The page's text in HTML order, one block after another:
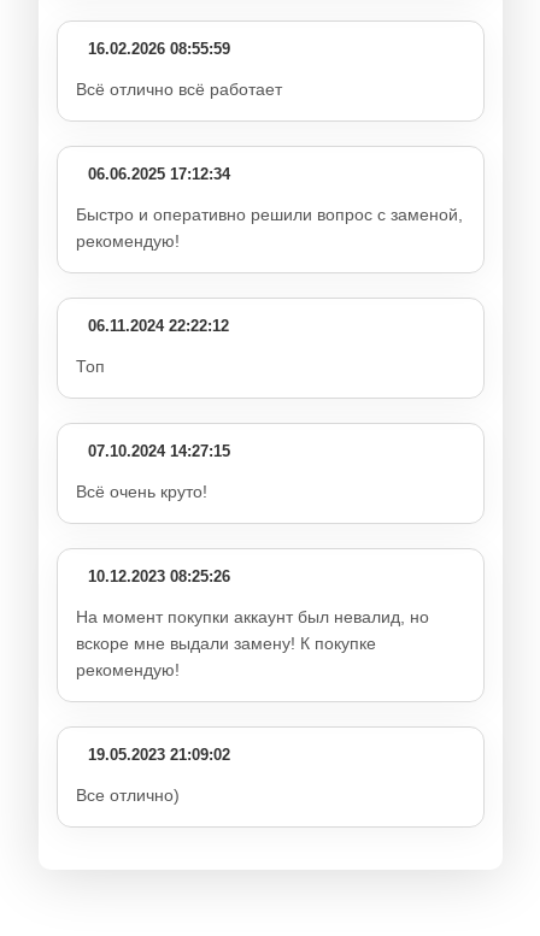
16.02.2026 08:55:59
Всё отлично всё работает
06.06.2025 17:12:34
Быстро и оперативно решили вопрос с заменой,
рекомендую!
06.11.2024 22:22:12
Топ
07.10.2024 14:27:15
Всё очень круто!
10.12.2023 08:25:26
На момент покупки аккаунт был невалид, но
вскоре мне выдали замену! К покупке
рекомендую!
19.05.2023 21:09:02
Все отлично)